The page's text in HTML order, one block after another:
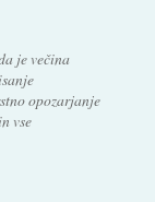
je večina
opozarjanje
vse